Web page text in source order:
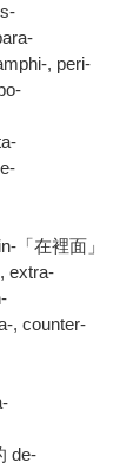
, peri-
「在裡面」
extra-
, counter-
de-